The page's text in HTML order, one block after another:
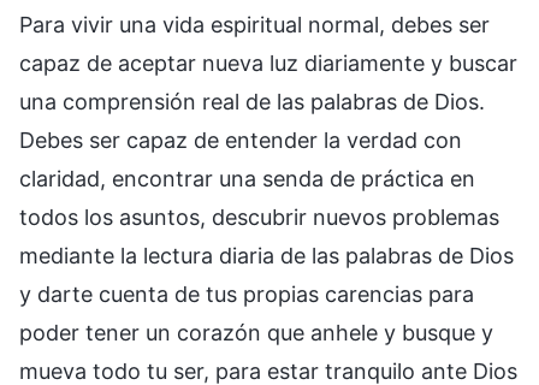
Para vivir una vida espiritual normal, debes ser
capaz de aceptar nueva luz diariamente y buscar
una comprensión real de las palabras de Dios.
Debes ser capaz de entender la verdad con
claridad, encontrar una senda de práctica en
todos los asuntos, descubrir nuevos problemas
mediante la lectura diaria de las palabras de Dios
y darte cuenta de tus propias carencias para
poder tener un corazón que anhele y busque y
mueva todo tu ser, para estar tranquilo ante Dios